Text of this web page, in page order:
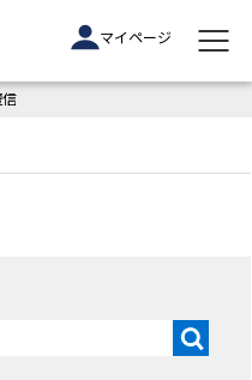
マイページ